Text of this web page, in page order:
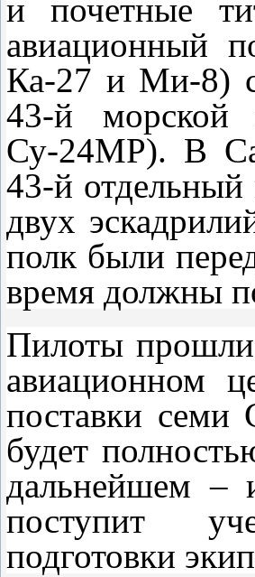
и почетные
авиационный
Ка-27 и Ми-8) с
43-й
Су-24МР). В
43-й
двух
полк были
время должны
Пилоты
авиационном
поставки семи
будет
дальнейшем –
поступит
подготовки